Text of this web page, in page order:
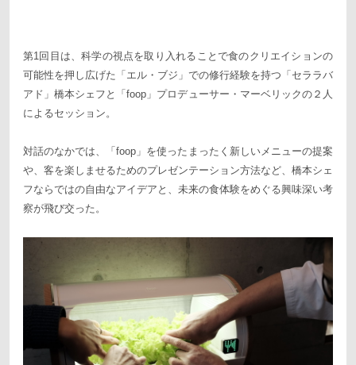
第1回目は、科学の視点を取り入れることで食のクリエイションの
可能性を押し広げた「エル・ブジ」での修行経験を持つ「セララバ
アド」橋本シェフと「foop」プロデューサー・マーベリックの２人
によるセッション。
対話のなかでは、「foop」を使ったまったく新しいメニューの提案
や、客を楽しませるためのプレゼンテーション方法など、橋本シェ
フならではの自由なアイデアと、未来の食体験をめぐる興味深い考
察が飛び交った。